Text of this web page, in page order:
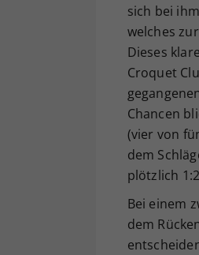
sich bei
welches
Dieses
Croquet
Chancen
(vier von
dem
plötzlich
Bei einem
dem